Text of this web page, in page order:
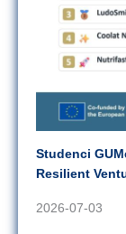
Studenci
Resilient
2026-07-03